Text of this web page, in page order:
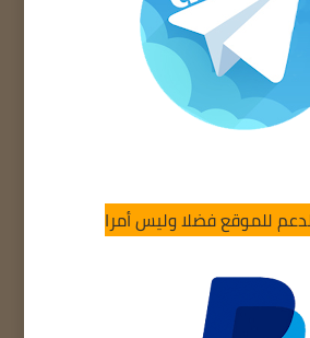
للموقع فضلا وليس أمرا